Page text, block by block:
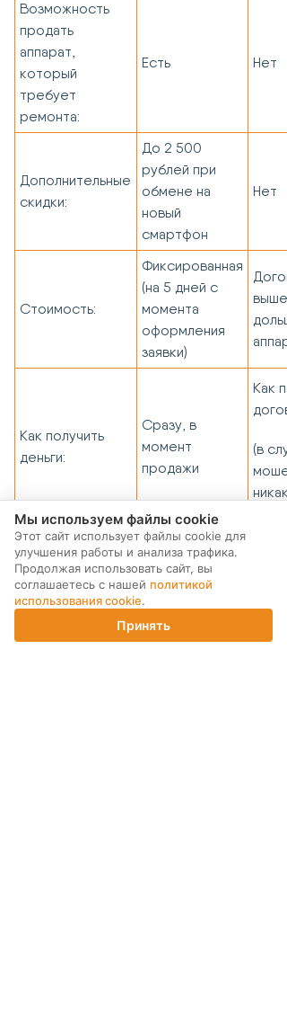
Возможность
продать
аппарат,
который
требует
ремонта:
Есть Нет
Дополнительные
скидки:
До 2 500
рублей при
обмене на
новый
смартфон
Нет
Стоимость:
Фиксированная
(на 5 дней с
момента
оформления
заявки)
выше
Как получить
деньги:
Сразу, в
момент
продажи
Как
(в
никак)
Центр поддержки
Корзина
Мы используем файлы cookie
Этот сайт использует файлы cookie для
улучшения работы и анализа трафика.
Продолжая использовать сайт, вы
соглашаетесь с нашей политикой
использования cookie.
Принять